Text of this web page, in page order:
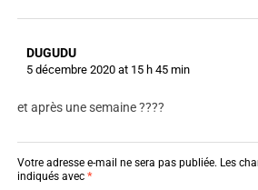
DUGUDU
5 décembre 2020 at 15 h 45 min
et après une semaine ????
Votre adresse e-mail ne sera pas publiée. Les
indiqués avec *